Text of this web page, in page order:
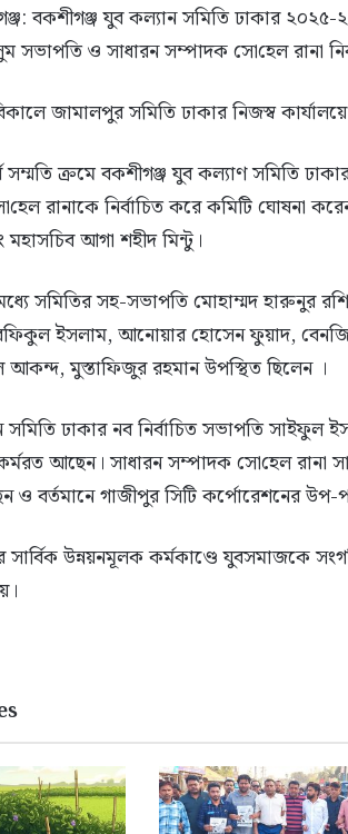
বকশীগঞ্জ যুব কল্যান সমিতি ঢাকার
ও সাধারন সম্পাদক সো‌হেল রানা
জামালপুর সমিতি ঢাকার নিজস্ব
ক্রমে বকশীগঞ্জ যুব কল্যাণ সমিতি
রানাকে নির্বাচিত করে কমিটি ঘোষনা
আগা শহীদ মিন্টু।
সমিতির সহ-সভাপতি মোহাম্মদ হারুনুর
ইসলাম, আনোয়ার হোসেন ফুয়াদ,
মুস্তাফিজুর রহমান উপস্থিত ছিলেন ।
ঢাকার নব নির্বাচিত সভাপতি সাইফুল
আছেন। সাধারন সম্পাদক সো‌হেল রানা
ও বর্তমানে গাজীপুর সিটি কর্পোরেশনের উপ-
উন্নয়নমূলক কর্মকাণ্ডে যুবসমাজকে